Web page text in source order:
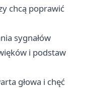
chcą poprawić
sygnałów
i podstaw
głowa i chęć